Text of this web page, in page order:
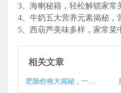
3、海喇秘籍，轻松解锁家常
4、牛奶五大营养元素揭秘，
5、西葫芦美味多样，家常菜
相关文章
肥肠价格大揭秘，一探究竟肥肠行情